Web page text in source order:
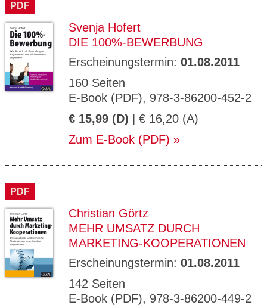
PDF
Svenja Hofert
DIE 100%-BEWERBUNG
Erscheinungstermin: 01.08.2011
160 Seiten
E-Book (PDF), 978-3-86200-452-2
€ 15,99 (D) | € 16,20 (A)
Zum E-Book (PDF)
PDF
Christian Görtz
MEHR UMSATZ DURCH
MARKETING-KOOPERATIONEN
Erscheinungstermin: 01.08.2011
142 Seiten
E-Book (PDF), 978-3-86200-449-2